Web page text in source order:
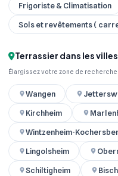
Frigoriste & Climatisation
Sols et revêtements (
Terrassier dans les
Élargissez votre zone de recherche
Wangen
Kirchheim
Wintzenheim-
Lingolsheim
Schiltigheim